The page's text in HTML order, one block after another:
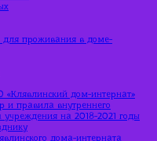
для проживания в доме-
«Клявлинский дом-интернат»
и правила внутреннего
учреждения на 2018-2021 годы
дома-интерната